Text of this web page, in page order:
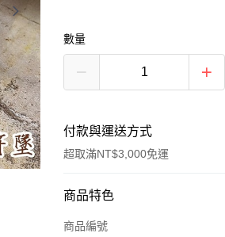
數量
付款與運送方式
超取滿NT$3,000免運
付款方式
信用卡一次付款
商品特色
商品編號